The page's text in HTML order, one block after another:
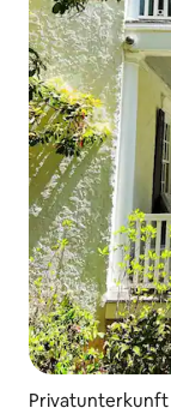
Privatunterkunft